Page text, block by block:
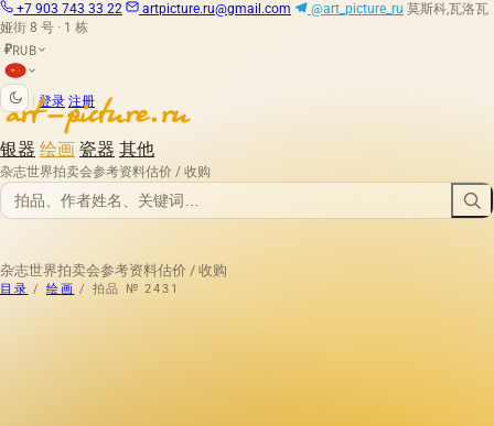
+7 903 743 33 22 artpicture.ru@gmail.com @art_picture_ru 莫斯科,瓦洛瓦
娅街 8 号 · 1 栋
₽RUB
登录 注册
银器 绘画 瓷器 其他
杂志世界拍卖会参考资料估价 / 收购
杂志世界拍卖会参考资料估价 / 收购
目录 / 绘画 / 拍品 № 2431